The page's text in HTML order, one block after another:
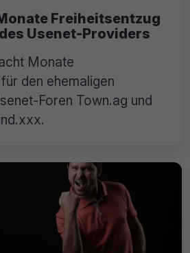
Freiheitsentzug
Usenet-Providers
Monate
den ehemaligen
Foren Town.ag und